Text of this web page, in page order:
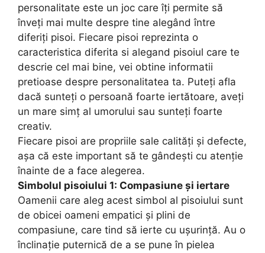
personalitate este un joc care îți permite să
înveți mai multe despre tine alegând între
diferiți pisoi. Fiecare pisoi reprezinta o
caracteristica diferita si alegand pisoiul care te
descrie cel mai bine, vei obtine informatii
pretioase despre personalitatea ta. Puteți afla
dacă sunteți o persoană foarte iertătoare, aveți
un mare simț al umorului sau sunteți foarte
creativ.
Fiecare pisoi are propriile sale calități și defecte,
așa că este important să te gândești cu atenție
înainte de a face alegerea.
Simbolul pisoiului 1: Compasiune și iertare
Oamenii care aleg acest simbol al pisoiului sunt
de obicei oameni empatici și plini de
compasiune, care tind să ierte cu ușurință. Au o
înclinație puternică de a se pune în pielea